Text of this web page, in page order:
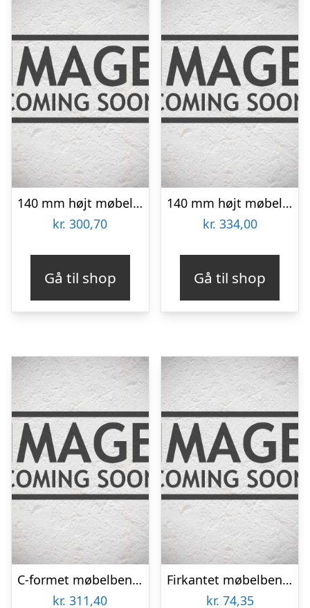
140 mm højt møbelben i stål – 90 grader bøjet – Forkromet
kr. 300,70
Gå til shop
140 mm højt møbelben i stål – 90 grader bøjet – stålfarvet
kr. 334,00
Gå til shop
C-formet møbelben i stål m/ montageplade – stålfarvet
kr. 311,40
Firkantet møbelben m/ forskudt monteringsplade – alu farvet
kr. 74,35